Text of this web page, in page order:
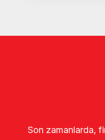
Son zamanlarda,